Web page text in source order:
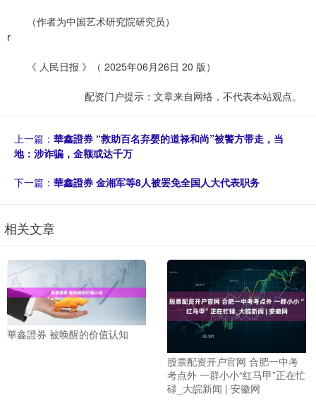
（作者为中国艺术研究院研究员）
r
《 人民日报 》（ 2025年06月26日 20 版）
配资门户提示：文章来自网络，不代表本站观点。
上一篇： 華鑫證券 “救助百名弃婴的道禄和尚”被警方带走，当
地：涉诈骗，金额或达千万
下一篇： 華鑫證券 金湘军等8人被罢免全国人大代表职务
相关文章
華鑫證券 被唤醒的价值认知
股票配资开户官网 合肥一中考
考点外 一群小小“红马甲”正在忙
碌_大皖新闻 | 安徽网